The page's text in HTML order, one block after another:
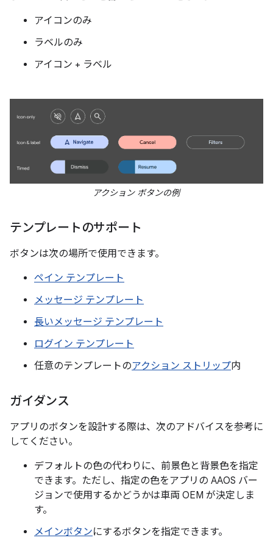
アイコンのみ
ラベルのみ
アイコン + ラベル
アクション ボタンの例
テンプレートのサポート
ボタンは次の場所で使用できます。
ペイン テンプレート
メッセージ テンプレート
長いメッセージ テンプレート
ログイン テンプレート
任意のテンプレートのアクション ストリップ内
ガイダンス
アプリのボタンを設計する際は、次のアドバイスを参考に
してください。
デフォルトの色の代わりに、前景色と背景色を指定
できます。ただし、指定の色をアプリの AAOS バー
ジョンで使用するかどうかは車両 OEM が決定しま
す。
メインボタンにするボタンを指定できます。